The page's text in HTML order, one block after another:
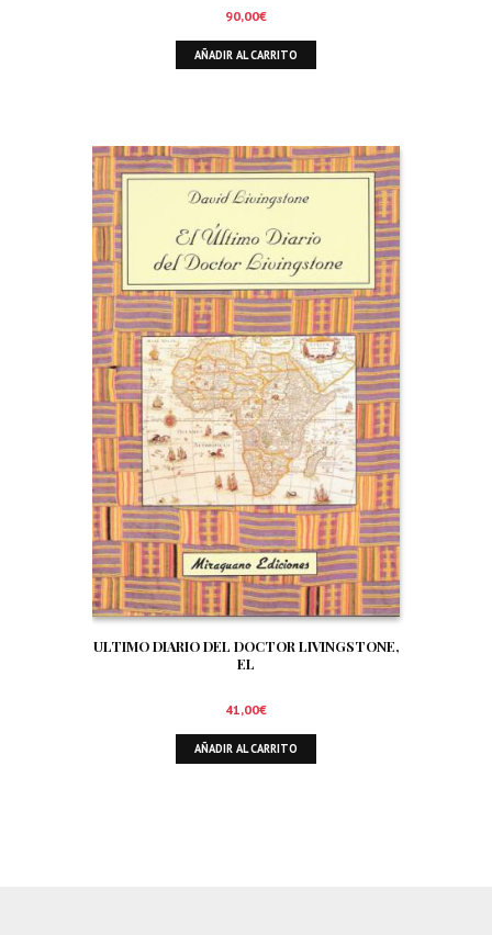
90,00€
AÑADIR AL CARRITO
ULTIMO DIARIO DEL DOCTOR LIVINGSTONE,
EL
41,00€
AÑADIR AL CARRITO